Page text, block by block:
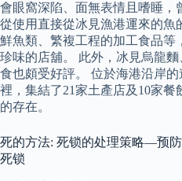
會眼窩深陷、面無表情且嗜睡，
從使用直接從冰見漁港運來的魚
鮮魚類、繁複工程的加工食品等
珍味的店舖。 此外，冰見烏龍
食也頗受好評。 位於海港沿岸的
裡，集結了21家土產店及10家
的存在。
死的方法: 死锁的处理策略—预
死锁